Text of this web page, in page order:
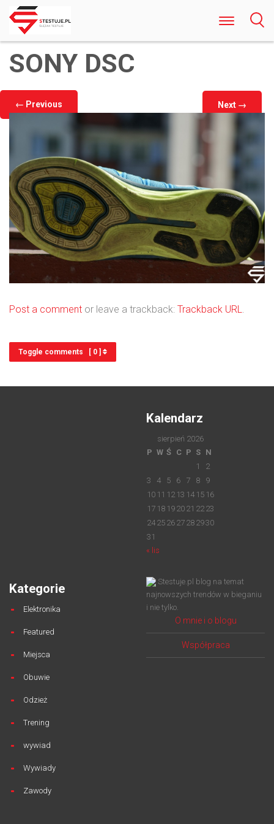
Odkryj Najlepsze Darmowe Gry Kasynowe
Online w Polsce Rozrywka Bez Ryzyka i
Rejestracji
SONY DSC
← Previous Next →
Post a comment or leave a trackback: Trackback URL.
Toggle comments [ 0 ]
Kalendarz
sierpień 2026
P W Ś C P S N
1
2
3
4 5 6 7 8
9
10 11 12 13 14 15 16
17 18 19 20 21 22 23
24 25 26 27 28 2930
31
« lis
Kategorie
Elektronika
Featured
Miejsca
Obuwie
Odzież
Trening
wywiad
Wywiady
Zawody
Stestuje.pl blog na temat
najnowszych trendów w bieganiu
i nie tylko.
O mnie i o blogu
Współpraca